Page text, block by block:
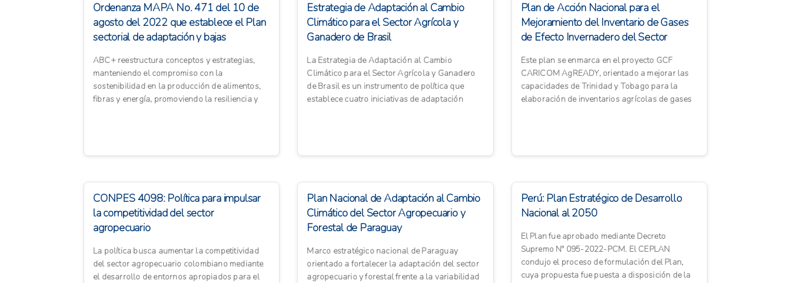
Ordenanza MAPA No. 471 del 10 de
agosto del 2022 que establece el Plan
sectorial de adaptación y bajas
ABC+ reestructura conceptos y estrategias,
manteniendo el compromiso con la
sostenibilidad en la producción de alimentos,
fibras y energía, promoviendo la resiliencia y
Estrategia de Adaptación al Cambio
Climático para el Sector Agrícola y
Ganadero de Brasil
La Estrategia de Adaptación al Cambio
Climático para el Sector Agrícola y Ganadero
de Brasil es un instrumento de política que
establece cuatro iniciativas de adaptación
Plan de Acción Nacional para el
Mejoramiento del Inventario de Gases
de Efecto Invernadero del Sector
Este plan se enmarca en el proyecto GCF
CARICOM AgREADY, orientado a mejorar las
capacidades de Trinidad y Tobago para la
elaboración de inventarios agrícolas de gases
CONPES 4098: Política para impulsar
la competitividad del sector
agropecuario
La política busca aumentar la competitividad
del sector agropecuario colombiano mediante
el desarrollo de entornos apropiados para el
Plan Nacional de Adaptación al Cambio
Climático del Sector Agropecuario y
Forestal de Paraguay
Marco estratégico nacional de Paraguay
orientado a fortalecer la adaptación del sector
agropecuario y forestal frente a la variabilidad
Perú: Plan Estratégico de Desarrollo
Nacional al 2050
El Plan fue aprobado mediante Decreto
Supremo Nº 095-2022-PCM. El CEPLAN
condujo el proceso de formulación del Plan,
cuya propuesta fue puesta a disposición de la